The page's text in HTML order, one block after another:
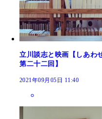
立川談志と映画【しあ
第二十二回】
2021年09月05日 11:40